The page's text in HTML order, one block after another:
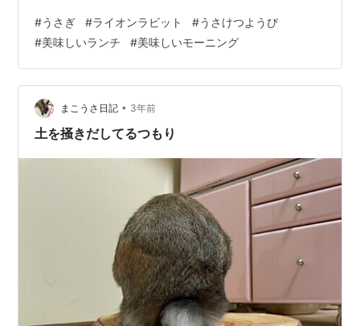
黒毛和牛のステーキぃ！！ヽ(´▽｀)/ めちゃくちゃ美味
しかったぁ(*´д`*) このお店はうちから10分ぐらい歩いた
とこにある、 オシャレなイタリアンなんやけど、 今年で
3周年を迎えたそうです！(ﾟ∀ﾟﾉﾉ"☆ 私はこのお店のステ
ーキが、 どこのお店より一番美味し…
#うさぎ #ライオンラビット #うさけつようび
#美味しいランチ #美味しいモーニング
まこうさ日記 • 3年前
土を掻きだしてるつもり